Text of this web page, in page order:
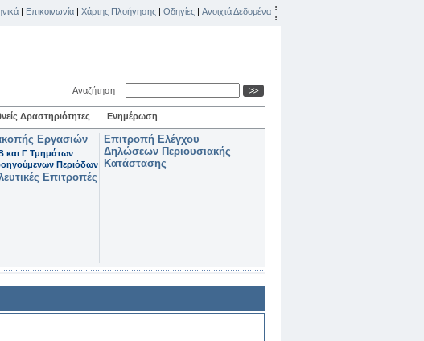
| Επικοινωνία | Χάρτης Πλοήγησης | Οδηγίες | Ανοιχτά Δεδομένα
Αναζήτηση
Δραστηριότητες Ενημέρωση
Εργασιών
και Γ Τμημάτων
Περιόδων
Επιτροπές
Επιτροπή Ελέγχου
Δηλώσεων Περιουσιακής
Κατάστασης